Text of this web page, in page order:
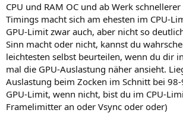
CPU und RAM OC und ab Werk
Timings macht sich am ehesten im CPU-
GPU-Limit zwar auch, aber nicht so
Sinn macht oder nicht, kannst du
leichtesten selbst beurteilen, wenn du dir
mal die GPU-Auslastung näher ansieht.
Auslastung beim Zocken im Schnitt bei
GPU-Limit, wenn nicht, bist du im CPU-
Framelimitter an oder Vsync oder oder)